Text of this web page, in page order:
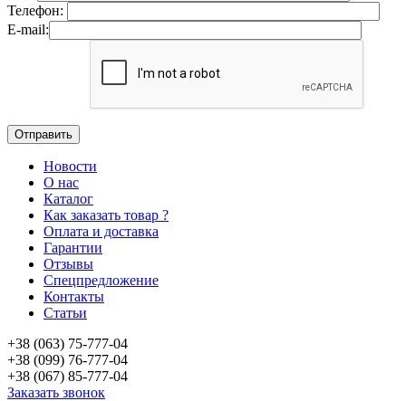
Телефон:
E-mail:
Новости
О нас
Каталог
Как заказать товар ?
Оплата и доставка
Гарантии
Отзывы
Спецпредложение
Контакты
Статьи
+38 (063) 75-777-04
+38 (099) 76-777-04
+38 (067) 85-777-04
Заказать звонок